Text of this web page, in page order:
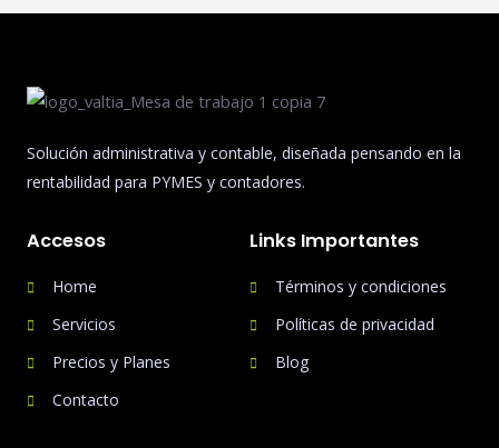
Solución administrativa y contable, diseñada pensando en la
rentabilidad para PYMES y contadores.
Accesos
Home
Servicios
Precios y Planes
Contacto
Links Importantes
Términos y condiciones
Políticas de privacidad
Blog